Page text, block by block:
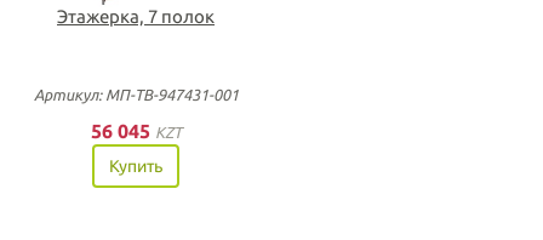
Этажерка, 7 полок
Артикул: МП-ТВ-947431-001
56 045 KZT
Купить